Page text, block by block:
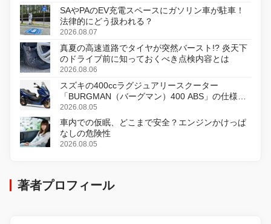
SAやPAのEV充電スペースにガソリン車が駐車！
法律的にどう扱われる？
2026.08.07
真夏の高速道路でタイヤが突然バースト!? 炎天下
のドライブ前に知っておくべき点検内容とは
2026.08.06
スズキの400ccラグジュアリースクーター
「BURGMAN（バーグマン）400 ABS」の仕様を
変更し、8月18日に発売
2026.08.05
車内での仮眠、どこまで安全？エンジンかけっぱ
なしの危険性
2026.08.05
著者プロフィール